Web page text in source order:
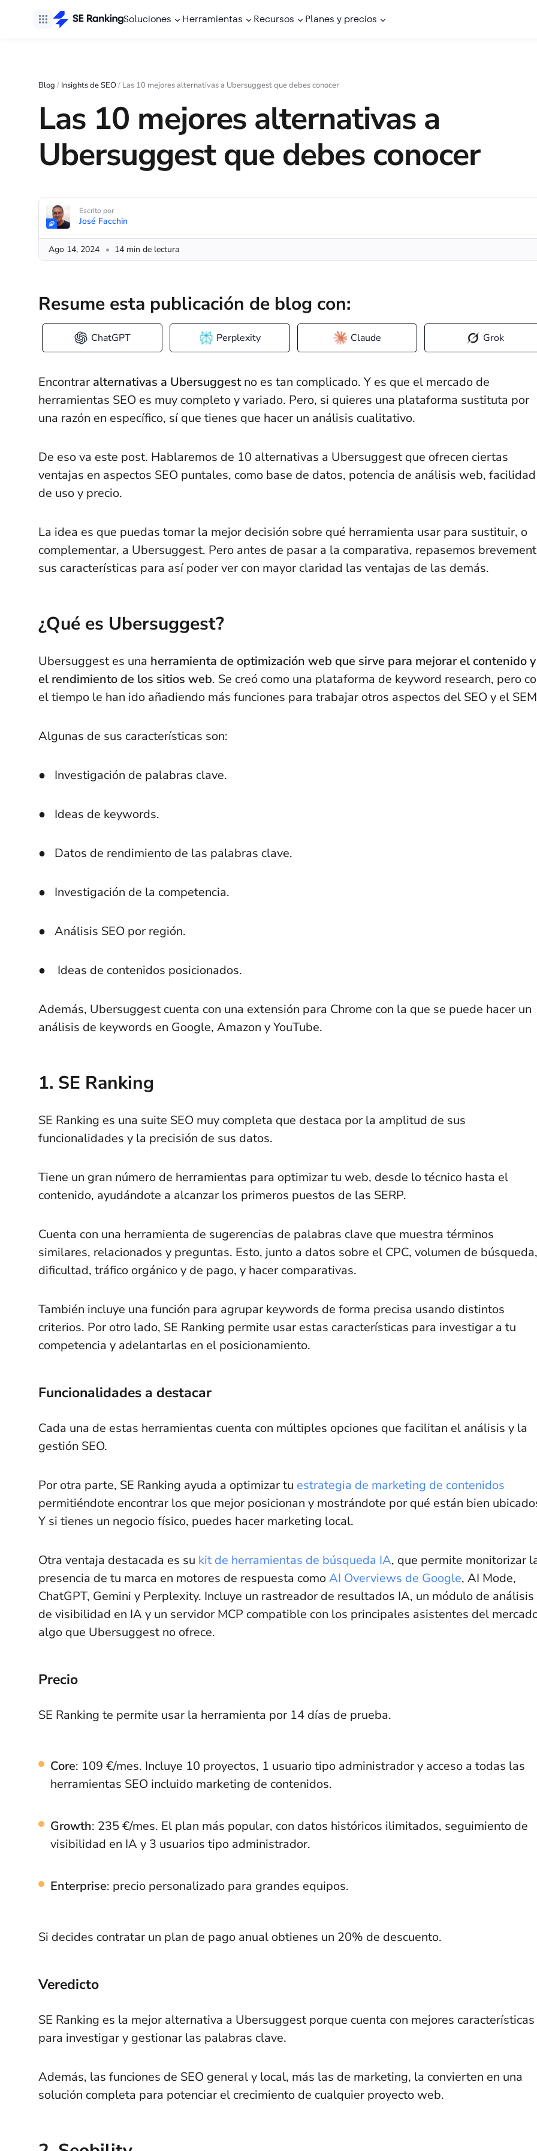
Soluciones Herramientas Recursos Planes y precios
Blog / Insights de SEO/ Las 10 mejores alternativas a Ubersuggest que debes conocer
Las 10 mejores alternativas a
Ubersuggest que debes conocer
Escrito por
José Facchin
Ago 14, 2024 14 min de lectura
Resume esta publicación de blog con:
ChatGPT Perplexity Claude Grok
Encontrar alternativas a Ubersuggestno es tan complicado. Y es que el mercado de
herramientas SEO es muy completo y variado. Pero, si quieres una plataforma sustituta por
una razón en específico, sí que tienes que hacer un análisis cualitativo.
De eso va este post. Hablaremos de 10 alternativas a Ubersuggest que ofrecen ciertas
ventajas en aspectos SEO puntales, como base de datos, potencia de análisis web, facilidad
de uso y precio.
La idea es que puedas tomar la mejor decisión sobre qué herramienta usar para sustituir, o
complementar, a Ubersuggest. Pero antes de pasar a la comparativa, repasemos
sus características para así poder ver con mayor claridad las ventajas de las demás.
¿Qué es Ubersuggest?
Ubersuggest es una herramienta de optimización web que sirve para mejorar el contenido y
el rendimiento de los sitios web. Se creó como una plataforma de keyword research, pero
el tiempo le han ido añadiendo más funciones para trabajar otros aspectos del SEO y el
Algunas de sus características son:
● Investigación de palabras clave.
● Ideas de keywords.
● Datos de rendimiento de las palabras clave.
● Investigación de la competencia.
● Análisis SEO por región.
● Ideas de contenidos posicionados.
Además, Ubersuggest cuenta con una extensión para Chrome con la que se puede hacer un
análisis de keywords en Google, Amazon y YouTube.
1. SE Ranking
SE Ranking es una suite SEO muy completa que destaca por la amplitud de sus
funcionalidades y la precisión de sus datos.
Tiene un gran número de herramientas para optimizar tu web, desde lo técnico hasta el
contenido, ayudándote a alcanzar los primeros puestos de las SERP.
Cuenta con una herramienta de sugerencias de palabras clave que muestra términos
similares, relacionados y preguntas. Esto, junto a datos sobre el CPC, volumen de búsqueda,
dificultad, tráfico orgánico y de pago, y hacer comparativas.
También incluye una función para agrupar keywords de forma precisa usando distintos
criterios. Por otro lado, SE Ranking permite usar estas características para investigar a tu
competencia y adelantarlas en el posicionamiento.
Funcionalidades a destacar
Cada una de estas herramientas cuenta con múltiples opciones que facilitan el análisis y la
gestión SEO.
Por otra parte, SE Ranking ayuda a optimizar tu estrategia de marketing de contenidos
permitiéndote encontrar los que mejor posicionan y mostrándote por qué están bien
Y si tienes un negocio físico, puedes hacer marketing local.
Otra ventaja destacada es su kit de herramientas de búsqueda IA, que permite monitorizar
presencia de tu marca en motores de respuesta comoAI Overviews de Google, AI Mode,
ChatGPT, Gemini y Perplexity. Incluye un rastreador de resultados IA, un módulo de análisis
de visibilidad en IA y un servidor MCP compatible con los principales asistentes del
algo que Ubersuggest no ofrece.
Precio
SE Ranking te permite usar la herramienta por 14 días de prueba.
Core: 109 €/mes. Incluye 10 proyectos, 1 usuario tipo administrador y acceso a todas las
herramientas SEO incluido marketing de contenidos.
Growth: 235 €/mes. El plan más popular, con datos históricos ilimitados, seguimiento de
visibilidad en IA y 3 usuarios tipo administrador.
Enterprise: precio personalizado para grandes equipos.
Si decides contratar un plan de pago anual obtienes un 20% de descuento.
Veredicto
SE Ranking es la mejor alternativa a Ubersuggest porque cuenta con mejores características
para investigar y gestionar las palabras clave.
Además, las funciones de SEO general y local, más las de marketing, la convierten en una
solución completa para potenciar el crecimiento de cualquier proyecto web.